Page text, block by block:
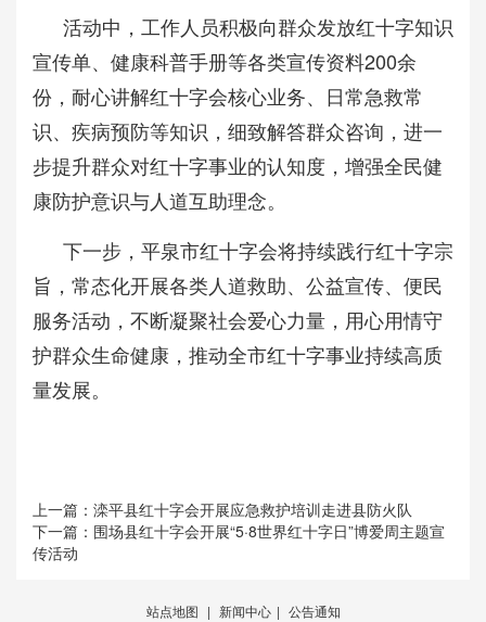
活动中，工作人员积极向群众发放红十字知识
宣传单、健康科普手册等各类宣传资料200余
份，耐心讲解红十字会核心业务、日常急救常
识、疾病预防等知识，细致解答群众咨询，进一
步提升群众对红十字事业的认知度，增强全民健
康防护意识与人道互助理念。
下一步，平泉市红十字会将持续践行红十字宗
旨，常态化开展各类人道救助、公益宣传、便民
服务活动，不断凝聚社会爱心力量，用心用情守
护群众生命健康，推动全市红十字事业持续高质
量发展。
上一篇： 滦平县红十字会开展应急救护培训走进县防火队
下一篇： 围场县红十字会开展“5·8世界红十字日”博爱周主题宣
传活动
站点地图 | 新闻中心 | 公告通知